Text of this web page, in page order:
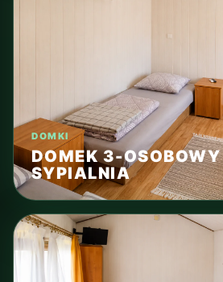
DOMKI
DOMEK 3-
SYPIALNIA